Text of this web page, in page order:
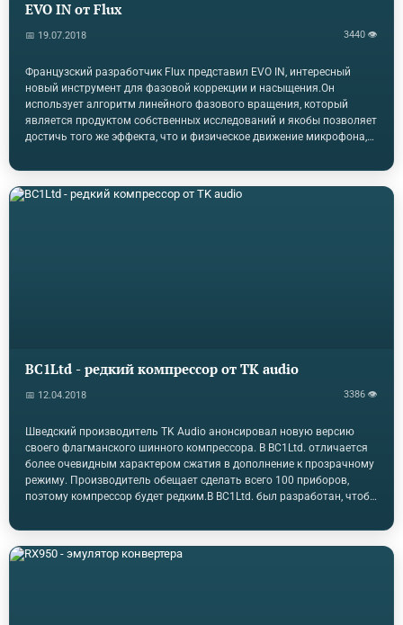
EVO IN от Flux
📅 19.07.2018 3440 👁
Французский разработчик Flux представил EVO IN, интересный
новый инструмент для фазовой коррекции и насыщения.Он
использует алгоритм линейного фазового вращения, который
является продуктом собственных исследований и якобы позволяет
достичь того же эффекта, что и физическое движение микрофона,
том, чтобы позволить вам точно настроить фазу треков, которые
были записаны в то же время, в той же комнате, пока они не
выровнены по фазе.Алгоритм EVO IN вводит мягкую сатурацию с
BC1Ltd - редкий компрессор от TK audio
📅 12.04.2018 3386 👁
Шведский производитель TK Audio анонсировал новую версию
своего флагманского шинного компрессора. В BC1Ltd. отличается
более очевидным характером сжатия в дополнение к прозрачному
режиму. Производитель обещает сделать всего 100 приборов,
поэтому компрессор будет редким.В BC1Ltd. был разработан, чтобы
некоторые функции, запрошенные пользователями к
компрессору.TK также добавил переключатель THD, который
вводит дополнительные хруст и Овердрайв к входному материалу.